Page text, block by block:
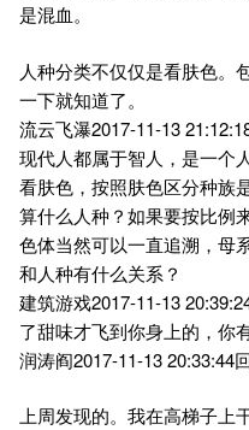
是混血。
人种分类不仅仅是看肤色。
一下就知道了。
流云飞瀑2017-11-13
现代人都属于智人，是一个
看肤色，按照肤色区分种族
算什么人种？如果要按比例
色体当然可以一直追溯，母
和人种有什么关系？
建筑游戏2017-11-13
了甜味才飞到你身上的，你
润涛阎2017-11-13 20:33:44
上周发现的。我在高梯子上